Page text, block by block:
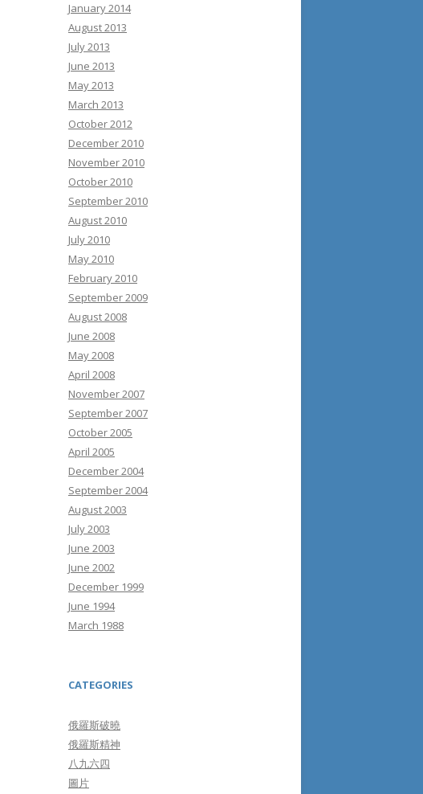
January 2014
August 2013
July 2013
June 2013
May 2013
March 2013
October 2012
December 2010
November 2010
October 2010
September 2010
August 2010
July 2010
May 2010
February 2010
September 2009
August 2008
June 2008
May 2008
April 2008
November 2007
September 2007
October 2005
April 2005
December 2004
September 2004
August 2003
July 2003
June 2003
June 2002
December 1999
June 1994
March 1988
CATEGORIES
俄羅斯破曉
俄羅斯精神
八九六四
圖片